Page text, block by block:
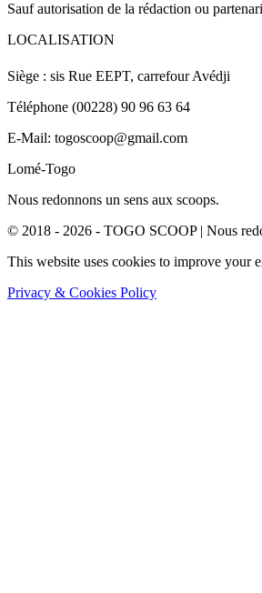
Sauf autorisation de la rédaction ou
LOCALISATION
Siège : sis Rue EEPT, carrefour Avédji
Téléphone (00228) 90 96 63 64
E-Mail: togoscoop@gmail.com
Lomé-Togo
Nous redonnons un sens aux scoops.
© 2018 - 2026 - TOGO SCOOP | Nous
This website uses cookies to improve your
Privacy & Cookies Policy